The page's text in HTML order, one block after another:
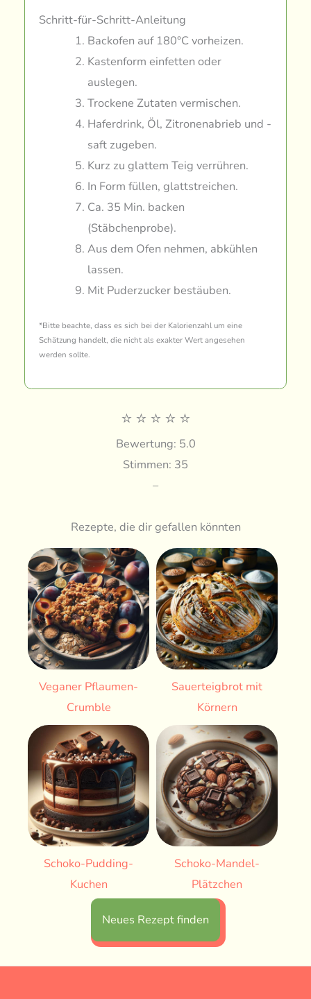
Schritt-für-Schritt-Anleitung
Backofen auf 180°C vorheizen.
Kastenform einfetten oder
auslegen.
Trockene Zutaten vermischen.
Haferdrink, Öl, Zitronenabrieb und -
saft zugeben.
Kurz zu glattem Teig verrühren.
In Form füllen, glattstreichen.
Ca. 35 Min. backen
(Stäbchenprobe).
Aus dem Ofen nehmen, abkühlen
lassen.
Mit Puderzucker bestäuben.
*Bitte beachte, dass es sich bei der Kalorienzahl um eine
Schätzung handelt, die nicht als exakter Wert angesehen
werden sollte.
⭐ ⭐ ⭐ ⭐ ⭐
Bewertung: 5.0
Stimmen: 35
–
Rezepte, die dir gefallen könnten
Veganer Pflaumen-
Crumble
Sauerteigbrot mit
Körnern
Schoko-Pudding-
Kuchen
Schoko-Mandel-
Plätzchen
Neues Rezept finden